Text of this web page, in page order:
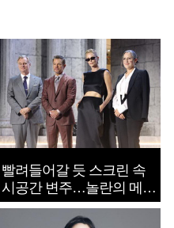
빨려들어갈 듯 스크린 속
시공간 변주…놀란의 메시
지는 ‘전쟁 속죄’